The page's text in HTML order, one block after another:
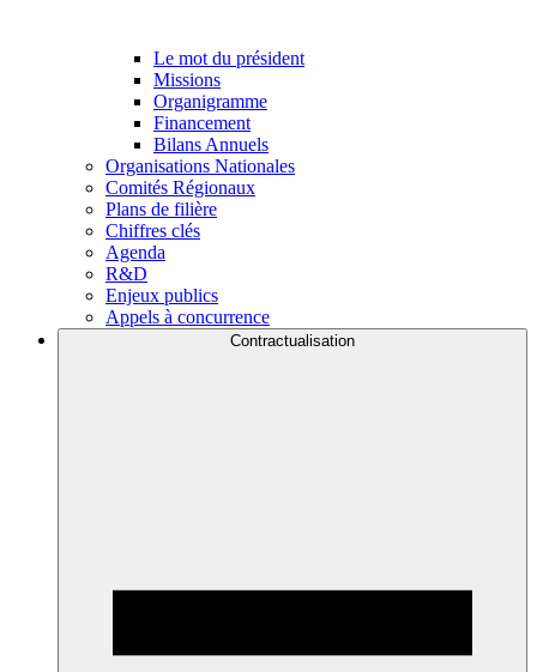
Le mot du président
Missions
Organigramme
Financement
Bilans Annuels
Organisations Nationales
Comités Régionaux
Plans de filière
Chiffres clés
Agenda
R&D
Enjeux publics
Appels à concurrence
Contractualisation